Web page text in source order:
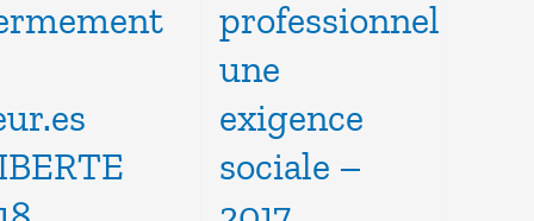
professionnel
une
exigence
sociale –